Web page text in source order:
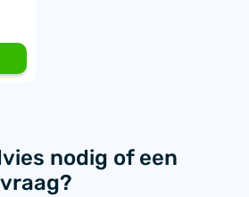
nodig of een
vraag?